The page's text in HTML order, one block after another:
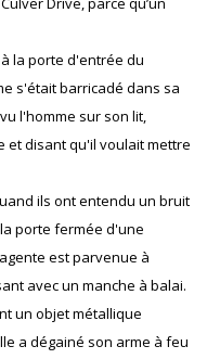
la porte d'entrée du
s'était barricadé dans sa
l'homme sur son lit,
et disant qu'il voulait mettre
ils ont entendu un bruit
porte fermée d'une
est parvenue à
avec un manche à balai.
un objet métallique
a dégainé son arme à feu